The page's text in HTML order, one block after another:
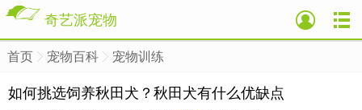
奇艺派宠物
首页 宠物百科 宠物训练
如何挑选饲养秋田犬？秋田犬有什么优缺点